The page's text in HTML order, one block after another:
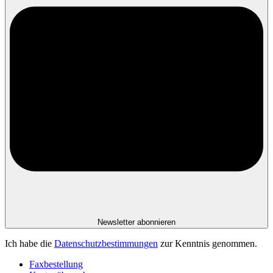
Newsletter abonnieren
Ich habe die Datenschutzbestimmungen zur Kenntnis genommen.
Faxbestellung